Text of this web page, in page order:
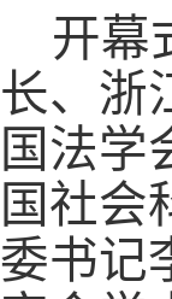
开幕
长、浙
国法学
国社会
委书记